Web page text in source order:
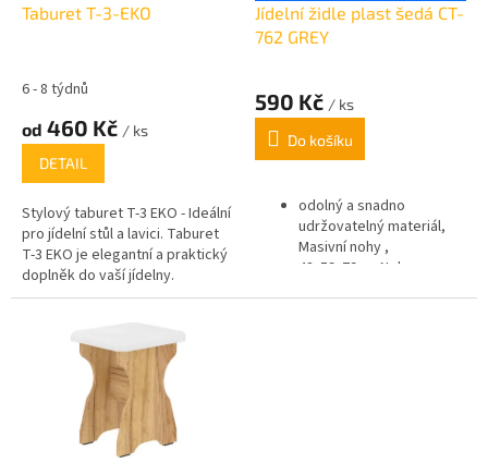
Taburet T-3-EKO
6 - 8 týdnů
od 460 Kč / ks
DETAIL
Stylový taburet T-3 EKO - Ideální
pro jídelní stůl a lavici. Taburet
T-3 EKO je elegantní a praktický
doplněk do vaší jídelny.
Vyrobený výhradně z kvalitního
odolnost, tento taburet je
ideální volbou pro každou
domácnost. S rozměry 45 cm na
výšku, 35 cm na šířku a 35 cm na
hloubku je perfektně
přizpůsobený k jídelnímu stolu
nebo lavici, kde poskytne
Jídelní židle plast šedá CT-
762 GREY
590 Kč / ks
Do košíku
odolný a snadno
udržovatelný materiál,
Masivní nohy ,
48x59x79cm Nohy se